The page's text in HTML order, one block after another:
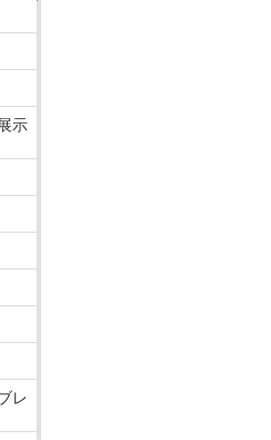
示
レ